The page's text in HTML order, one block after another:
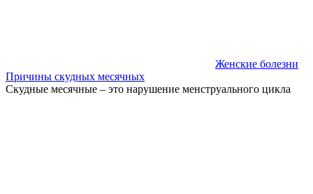
Женские болезни
Причины скудных месячных
Скудные месячные – это нарушение менструального цикла